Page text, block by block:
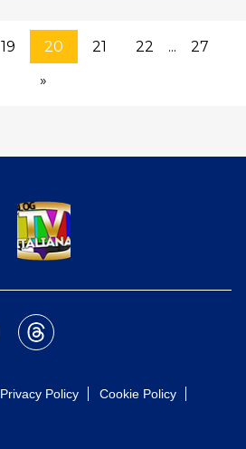
19 20 21 22 ...
27
»
Privacy Policy
Cookie Policy